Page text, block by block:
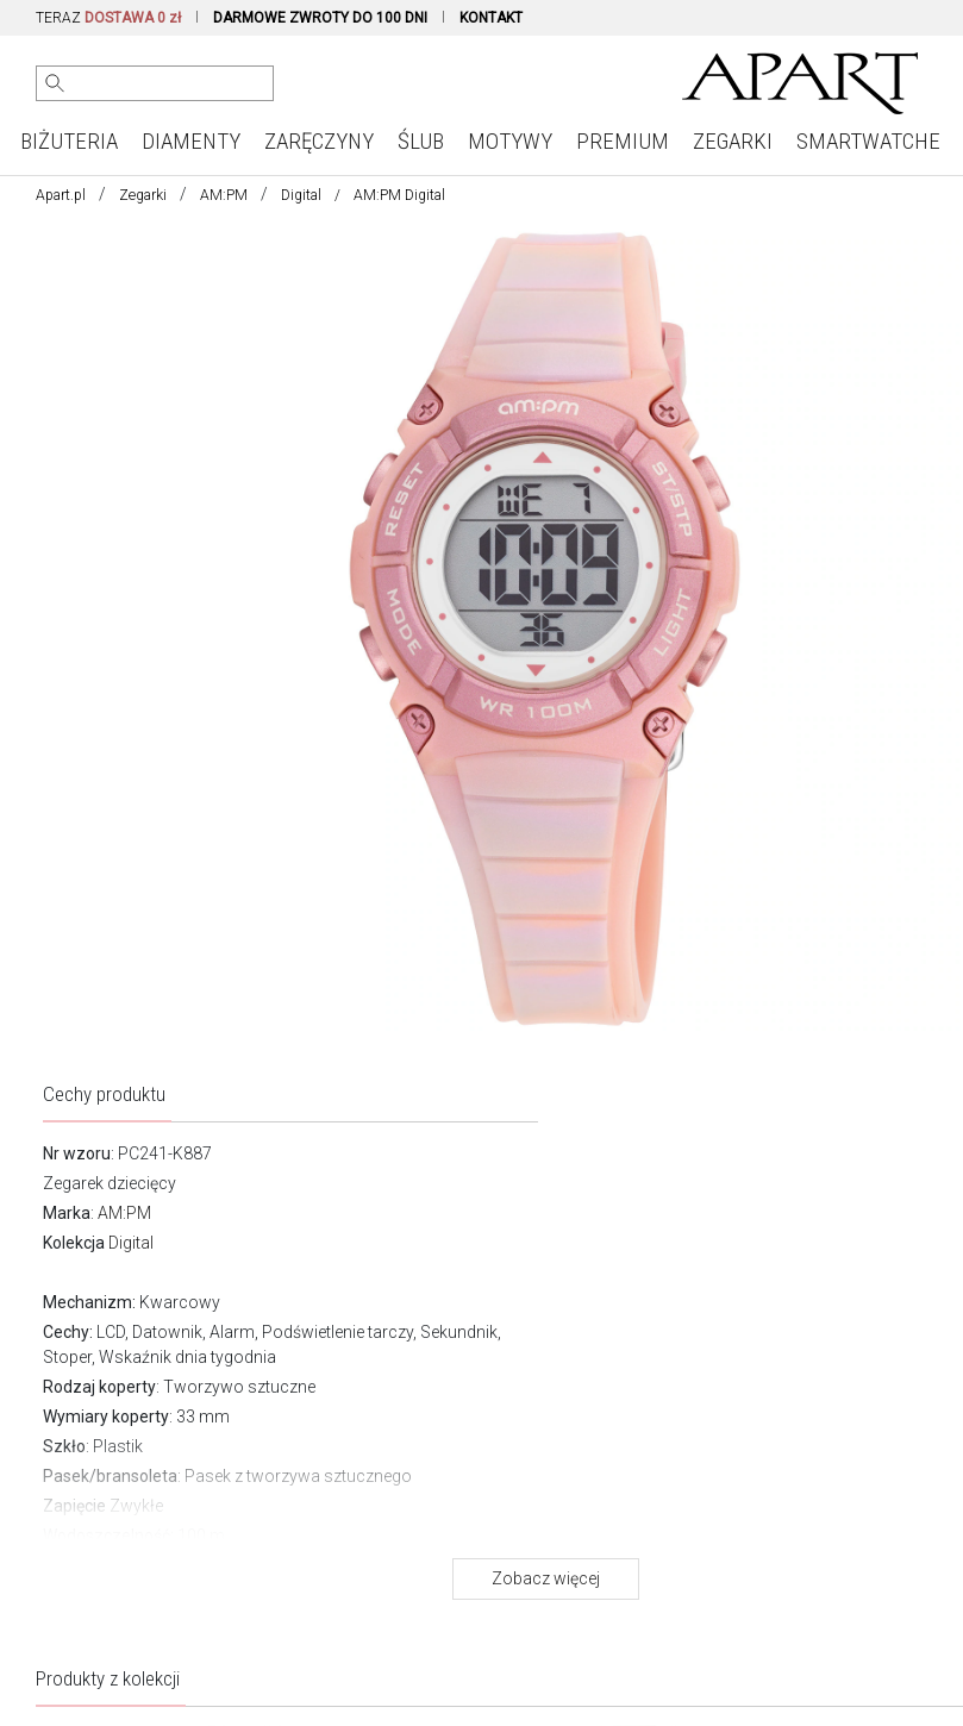
TERAZ DOSTAWA 0 zł DARMOWE ZWROTY DO 100 DNI KONTAKT
BIŻUTERIA DIAMENTY ZARĘCZYNY ŚLUB MOTYWY PREMIUM ZEGARKI SMARTWATCHE
Apart.pl Zegarki AM:PM Digital AM:PM Digital
Cechy produktu
Nr wzoru: PC241-K887
Zegarek dziecięcy
Marka: AM:PM
Kolekcja Digital
Mechanizm: Kwarcowy
Cechy: LCD, Datownik, Alarm, Podświetlenie tarczy, Sekundnik,
Stoper, Wskaźnik dnia tygodnia
Rodzaj koperty: Tworzywo sztuczne
Wymiary koperty: 33 mm
Szkło: Plastik
Pasek/bransoleta: Pasek z tworzywa sztucznego
Zapięcie Zwykłe
Zobacz więcej
Produkty z kolekcji